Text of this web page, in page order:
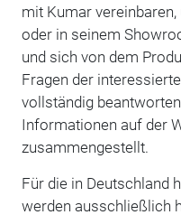
mit Kumar
oder in seinem
und sich von dem
Fragen der
vollständig
Informationen auf der
zusammengestellt.
Für die in Deutschland
werden ausschließlich